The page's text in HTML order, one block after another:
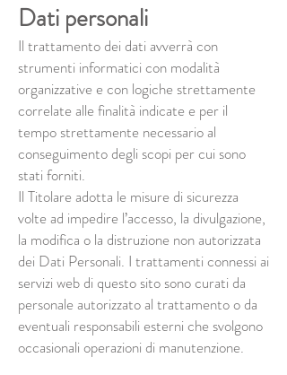
Dati personali
Il trattamento dei dati avverrà con
strumenti informatici con modalità
organizzative e con logiche strettamente
correlate alle finalità indicate e per il
tempo strettamente necessario al
conseguimento degli scopi per cui sono
stati forniti.
Il Titolare adotta le misure di sicurezza
volte ad impedire l’accesso, la divulgazione,
la modifica o la distruzione non autorizzata
dei Dati Personali. I trattamenti connessi ai
servizi web di questo sito sono curati da
personale autorizzato al trattamento o da
eventuali responsabili esterni che svolgono
occasionali operazioni di manutenzione.